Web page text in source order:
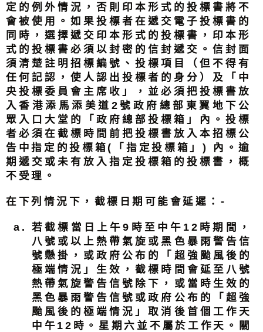
定的例外情況，否則印本形式的投標書將不
會被使用。如果投標者在遞交電子投標書的
同時，選擇遞交印本形式的投標書，印本形
式的投標書必須以封密的信封遞交。信封面
須清楚註明招標編號、投標項目（但不得有
任何記認，使人認出投標者的身分）及「中
央投標委員會主席收」，並必須把投標書放
入香港添馬添美道2號政府總部東翼地下公
眾入口大堂的「政府總部投標箱」內。投標
者必須在截標時間前把投標書放入本招標公
告中指定的投標箱(「指定投標箱」) 內。逾
期遞交或未有放入指定投標箱的投標書，概
不受理。
在下列情況下，截標日期可能會延遲：-
若截標當日上午9時至中午12時期間，
八號或以上熱帶氣旋或黑色暴雨警告信
號懸掛，或政府公布的「超強颱風後的
極端情況」生效，截標時間會延至八號
熱帶氣旋警告信號除下，或當時生效的
黑色暴雨警告信號或政府公布的「超強
颱風後的極端情況」取消後首個工作天
中午12時。星期六並不屬於工作天。關